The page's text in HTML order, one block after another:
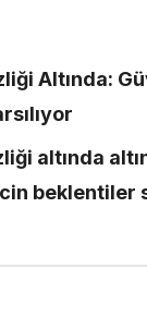
Altında:
altında
beklentiler